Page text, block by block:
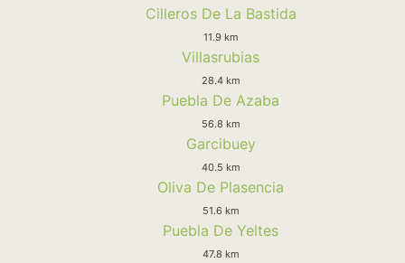
Cilleros De La Bastida
11.9 km
Villasrubias
28.4 km
Puebla De Azaba
56.8 km
Garcibuey
40.5 km
Oliva De Plasencia
51.6 km
Puebla De Yeltes
47.8 km